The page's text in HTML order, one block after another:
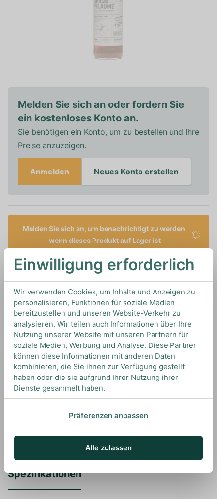
Melden Sie sich an oder fordern Sie
ein kostenloses Konto an.
Sie benötigen ein Konto, um zu bestellen und Ihre
Preise anzuzeigen.
Anmelden Neues Konto erstellen
Melden Sie sich an, um benachrichtigt zu werden,
wenn dieses Produkt auf Lager ist
0,5L
Artikelnummer: 17775
Sirup & Co vonFreimeisterausDeutschland
TIPS & TRICKS
HOW TO DRINK
Dieser Shrub eignet sich optimal für spannende
Cocktail-Eigenkreationen oder um Drinks wie
einem Scotch & Soda einen aufregenden Twist zu
Spezifikationen
Einwilligung erforderlich
Wir verwenden Cookies, um Inhalte und Anzeigen zu
personalisieren, Funktionen für soziale Medien
bereitzustellen und unseren Website-Verkehr zu
analysieren. Wir teilen auch Informationen über Ihre
Nutzung unserer Website mit unseren Partnern für
soziale Medien, Werbung und Analyse. Diese Partner
können diese Informationen mit anderen Daten
kombinieren, die Sie ihnen zur Verfügung gestellt
haben oder die sie aufgrund Ihrer Nutzung ihrer
Dienste gesammelt haben.
Präferenzen anpassen
Alle zulassen